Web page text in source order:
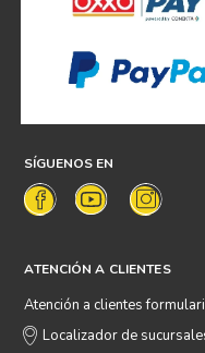
SÍGUENOS EN
ATENCIÓN A CLIENTES
Atención a clientes
Localizador de